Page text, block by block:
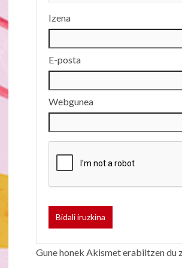
Izena
E-posta
Webgunea
Gune honek Akismet erabiltzen du